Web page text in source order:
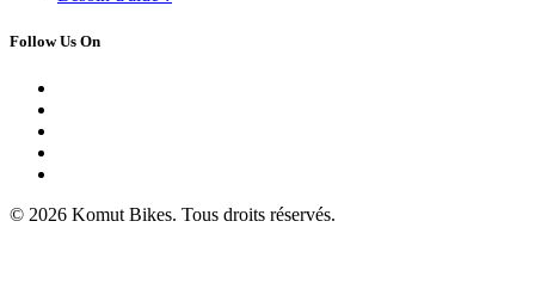
Politique de confidentialité
Follow Us On